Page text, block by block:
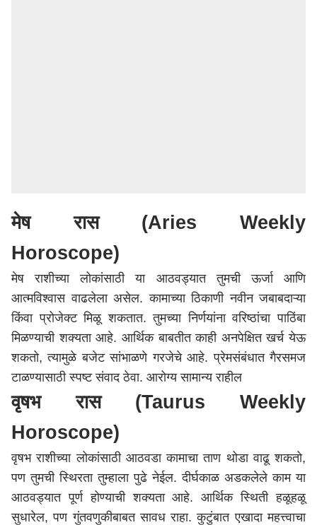
मेष रास (Aries Weekly
Horoscope)
मेष राशीच्या लोकांसाठी या आठवड्यात तुमची ऊर्जा आणि
आत्मविश्वास वाढलेला असेल. कामाच्या ठिकाणी नवीन जबाबदाऱ्या
किंवा प्रोजेक्ट मिळू शकतात. तुमच्या निर्णयांना वरिष्ठांचा पाठिंबा
मिळण्याची शक्यता आहे. आर्थिक बाबतीत काही अनपेक्षित खर्च येऊ
शकतो, त्यामुळे बजेट सांभाळणे गरजेचे आहे. प्रेमसंबंधात गैरसमज
टाळण्यासाठी स्पष्ट संवाद ठेवा. आरोग्य सामान्य राहील
वृषभ रास (Taurus Weekly
Horoscope)
वृषभ राशीच्या लोकांसाठी आठवडा कामाचा ताण थोडा वाढू शकतो,
पण तुमची स्थिरता तुम्हाला पुढे नेईल. दीर्घकाळ अडकलेले काम या
आठवड्यात पूर्ण होण्याची शक्यता आहे. आर्थिक स्थिती हळूहळू
सुधारेल, पण गुंतवणुकीबाबत सावध राहा. कुटुंबात एखादा महत्त्वाचा